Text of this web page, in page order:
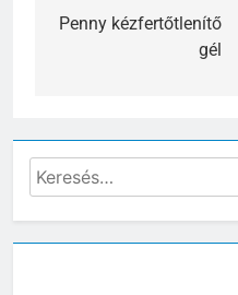
navigáció
Penny kézfertőtlenítő
gél
Keresés: